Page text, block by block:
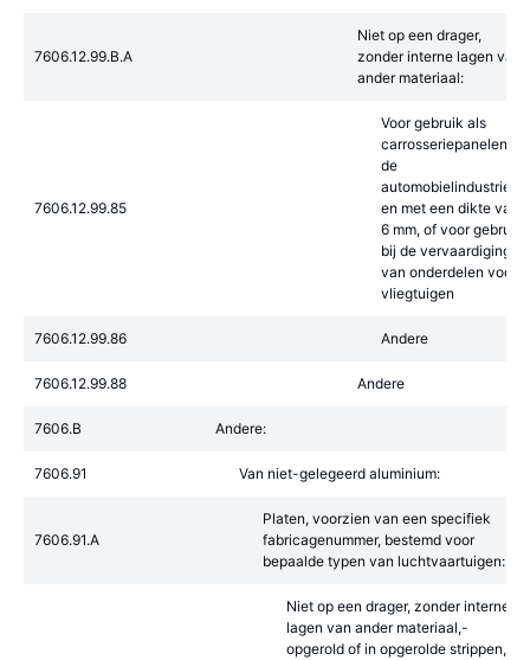
7606.12.99.B.A
Niet op een drager,
zonder interne lagen van
ander materiaal:
7606.12.99.85
Voor gebruik als
carrosseriepanelen in
de
automobielindustrie
en met een dikte van
6 mm, of voor gebruik
bij de vervaardiging
van onderdelen voor
vliegtuigen
7606.12.99.86 Andere
7606.12.99.88 Andere
7606.B Andere:
7606.91 Van niet-gelegeerd aluminium:
7606.91.A
Platen, voorzien van een specifiek
fabricagenummer, bestemd voor
bepaalde typen van luchtvaartuigen:
Niet op een drager, zonder interne
lagen van ander materiaal,-
opgerold of in opgerolde strippen,